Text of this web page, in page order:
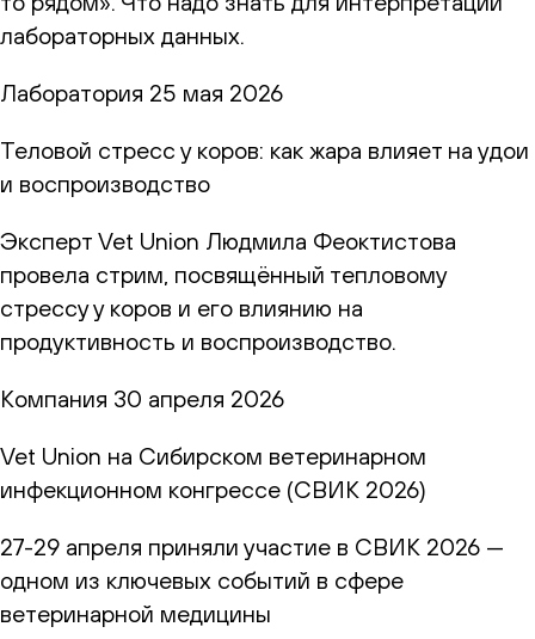
лабораторных данных.
Лаборатория 25 мая 2026
Теловой стресс у коров: как жара влияет на удои
и воспроизводство
Эксперт Vet Union Людмила Феоктистова
провела стрим, посвящённый тепловому
стрессу у коров и его влиянию на
продуктивность и воспроизводство.
Компания 30 апреля 2026
Vet Union на Сибирском ветеринарном
инфекционном конгрессе (СВИК 2026)
27-29 апреля приняли участие в СВИК 2026 —
одном из ключевых событий в сфере
ветеринарной медицины